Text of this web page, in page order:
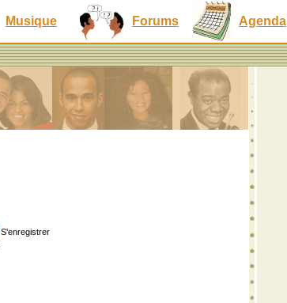
Musique Forums Agenda
S'enregistrer